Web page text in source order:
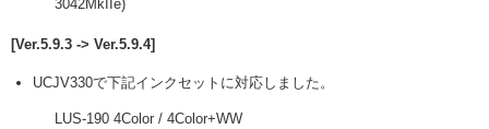
3042MkIIe)
[Ver.5.9.3 -> Ver.5.9.4]
UCJV330で下記インクセットに対応しました。
LUS-190 4Color / 4Color+WW